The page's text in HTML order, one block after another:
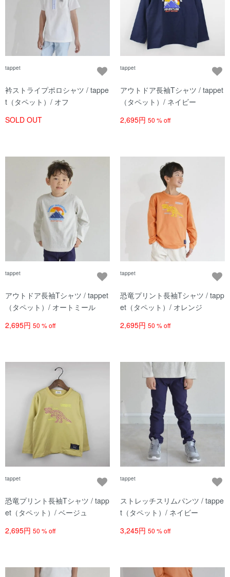
tappet
衿ストライプポロシャツ / tappe
t（タペット）/ オフ
SOLD OUT
tappet
アウトドア長袖Tシャツ / tappet
（タペット）/ ネイビー
2,695円 50 % off
tappet
アウトドア長袖Tシャツ / tappet
（タペット）/ オートミール
2,695円 50 % off
tappet
恐竜プリント長袖Tシャツ / tapp
et（タペット）/ オレンジ
2,695円 50 % off
tappet
恐竜プリント長袖Tシャツ / tapp
et（タペット）/ ベージュ
2,695円 50 % off
tappet
ストレッチスリムパンツ / tappe
t（タペット）/ ネイビー
3,245円 50 % off